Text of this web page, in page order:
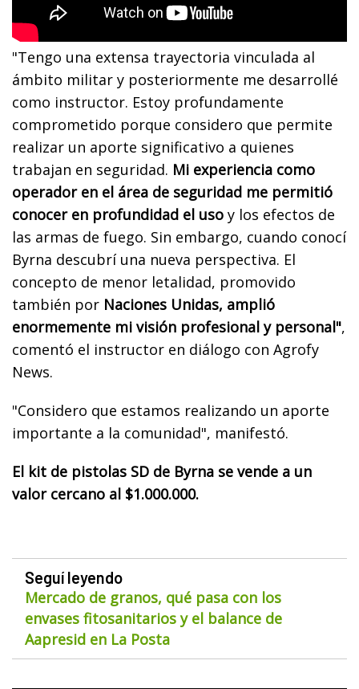
"Tengo una extensa trayectoria vinculada al
ámbito militar y posteriormente me desarrollé
como instructor. Estoy profundamente
comprometido porque considero que permite
realizar un aporte significativo a quienes
trabajan en seguridad. Mi experiencia como
operador en el área de seguridad me permitió
conocer en profundidad el uso y los efectos de
las armas de fuego. Sin embargo, cuando conocí
Byrna descubrí una nueva perspectiva. El
concepto de menor letalidad, promovido
también por Naciones Unidas, amplió
enormemente mi visión profesional y personal",
comentó el instructor en diálogo con Agrofy
News.
"Considero que estamos realizando un aporte
importante a la comunidad", manifestó.
El kit de pistolas SD de Byrna se vende a un
valor cercano al $1.000.000.
Seguí leyendo
Mercado de granos, qué pasa con los
envases fitosanitarios y el balance de
Aapresid en La Posta